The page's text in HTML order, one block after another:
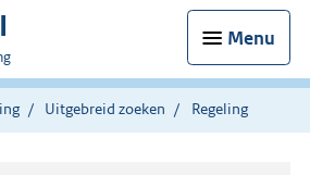
Menu
Uitgebreid zoeken Regeling